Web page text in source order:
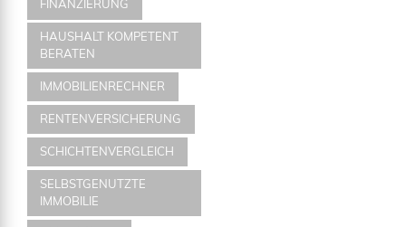
FINANZIERUNG
HAUSHALT KOMPETENT
BERATEN
IMMOBILIENRECHNER
RENTENVERSICHERUNG
SCHICHTENVERGLEICH
SELBSTGENUTZTE
IMMOBILIE